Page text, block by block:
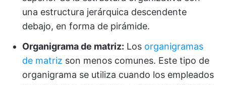
una estructura jerárquica descendente
debajo, en forma de pirámide.
Organigrama de matriz: Los organigramas
de matriz son menos comunes. Este tipo de
organigrama se utiliza cuando los empleados